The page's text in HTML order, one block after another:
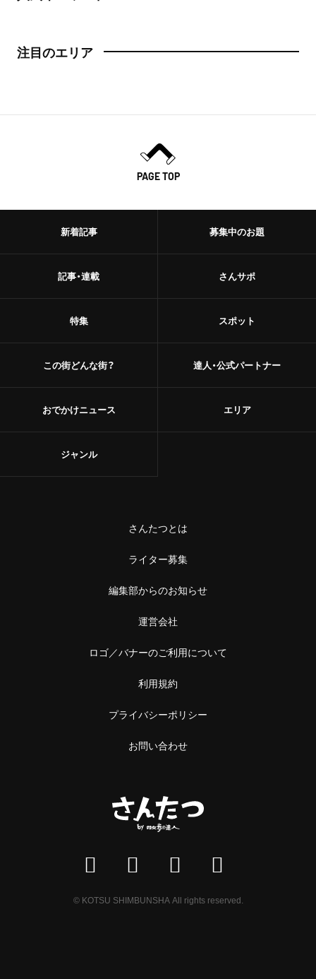
注目のエリア
PAGE TOP
新着記事
記事・連載
特集
この街どんな街？
おでかけニュース
募集中のお題
さんサポ
スポット
達人・公式パートナー
エリア
ジャンル
さんたつとは
ライター募集
編集部からのお知らせ
運営会社
ロゴ／バナーのご利用について
利用規約
プライバシーポリシー
お問い合わせ
© KOTSU SHIMBUNSHA All rights reserved.